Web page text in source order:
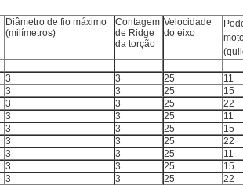
Diâmetro de fio máximo
(milímetros)
Contagem
de Ridge
da torção
Velocidade
do eixo
3 3 25
11
3 3 25
15
3 3 25
22
3 3 25
11
3 3 25
15
3 3 25
22
3 3 25
11
3 3 25
15
3 3 25 22